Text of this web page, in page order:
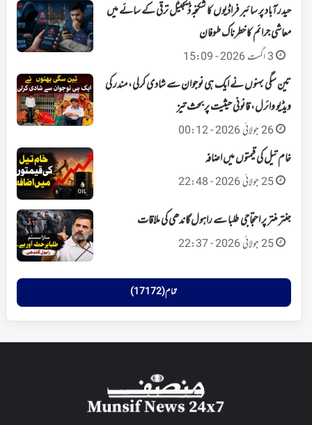
حیدرآباد پر سائبر فراڈیوں کا شکنجہ‘ ڈیجیٹل ترقی کے سائے میں
معاشی جرائم کا خطرناک طوفان
3 اگست 2026 - 15:09
تین سگی بہنوں نے ایک ہی نوجوان سے شادی کرلی، مندر کی
ویڈیو وائرل، قانونی حیثیت پر بحث تیز
26 جولائی 2026 - 00:12
خام تیل کی قیمتوں میں اضافہ
25 جولائی 2026 - 22:48
جنتر منتر پر احتجاجی طلبا سے راہول گاندھی کی ملاقات
25 جولائی 2026 - 22:37
تمام (17172)